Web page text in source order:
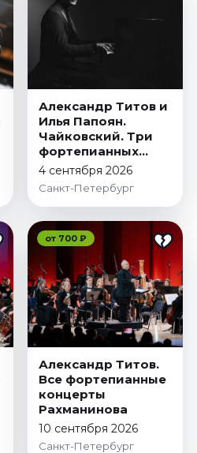
Александр Титов и
Илья Папоян.
Чайковский. Три
фортепианных
концерта и
концертная
фантазия
4 сентября 2026
Санкт-Петербург
от 700 ₽
Александр Титов.
Все фортепианные
концерты
Рахманинова
10 сентября 2026
Санкт-Петербург